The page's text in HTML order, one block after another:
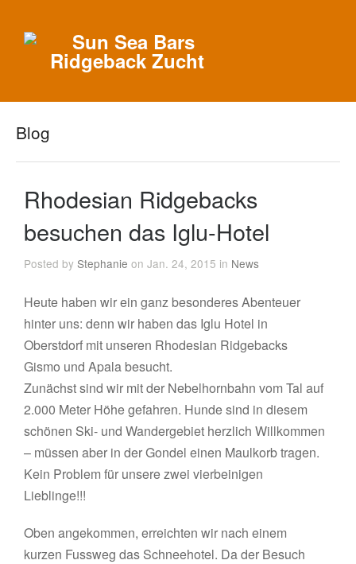
Blog
Rhodesian Ridgebacks
besuchen das Iglu-Hotel
Posted byStephanie on Jan. 24, 2015 in News
Heute haben wir ein ganz besonderes Abenteuer
hinter uns: denn wir haben das Iglu Hotel in
Oberstdorf mit unseren Rhodesian Ridgebacks
Gismo und Apala besucht.
Zunächst sind wir mit der Nebelhornbahn vom Tal auf
2.000 Meter Höhe gefahren. Hunde sind in diesem
schönen Ski- und Wandergebiet herzlich Willkommen
– müssen aber in der Gondel einen Maulkorb tragen.
Kein Problem für unsere zwei vierbeinigen
Lieblinge!!!
Oben angekommen, erreichten wir nach einem
kurzen Fussweg das Schneehotel. Da der Besuch